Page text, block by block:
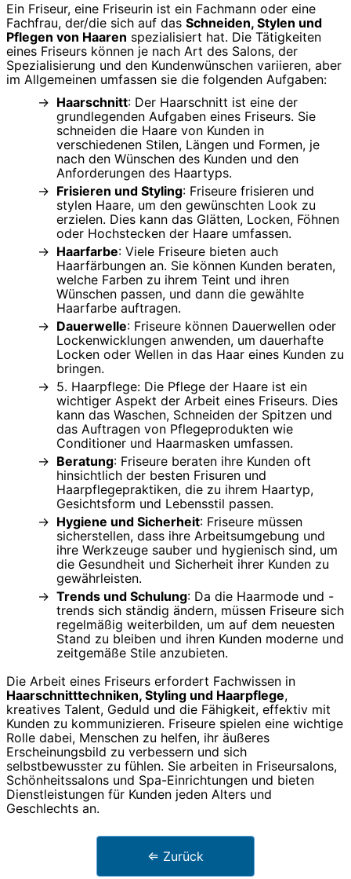
Ein Friseur, eine Friseurin ist ein Fachmann oder eine
Fachfrau, der/die sich auf das Schneiden, Stylen und
Pflegen von Haaren spezialisiert hat. Die Tätigkeiten
eines Friseurs können je nach Art des Salons, der
Spezialisierung und den Kundenwünschen variieren, aber
im Allgemeinen umfassen sie die folgenden Aufgaben:
Haarschnitt: Der Haarschnitt ist eine der
grundlegenden Aufgaben eines Friseurs. Sie
schneiden die Haare von Kunden in
verschiedenen Stilen, Längen und Formen, je
nach den Wünschen des Kunden und den
Anforderungen des Haartyps.
Frisieren und Styling: Friseure frisieren und
stylen Haare, um den gewünschten Look zu
erzielen. Dies kann das Glätten, Locken, Föhnen
oder Hochstecken der Haare umfassen.
Haarfarbe: Viele Friseure bieten auch
Haarfärbungen an. Sie können Kunden beraten,
welche Farben zu ihrem Teint und ihren
Wünschen passen, und dann die gewählte
Haarfarbe auftragen.
Dauerwelle: Friseure können Dauerwellen oder
Lockenwicklungen anwenden, um dauerhafte
Locken oder Wellen in das Haar eines Kunden zu
bringen.
5. Haarpflege: Die Pflege der Haare ist ein
wichtiger Aspekt der Arbeit eines Friseurs. Dies
kann das Waschen, Schneiden der Spitzen und
das Auftragen von Pflegeprodukten wie
Conditioner und Haarmasken umfassen.
Beratung: Friseure beraten ihre Kunden oft
hinsichtlich der besten Frisuren und
Haarpflegepraktiken, die zu ihrem Haartyp,
Gesichtsform und Lebensstil passen.
Hygiene und Sicherheit: Friseure müssen
sicherstellen, dass ihre Arbeitsumgebung und
ihre Werkzeuge sauber und hygienisch sind, um
die Gesundheit und Sicherheit ihrer Kunden zu
gewährleisten.
Trends und Schulung: Da die Haarmode und -
trends sich ständig ändern, müssen Friseure sich
regelmäßig weiterbilden, um auf dem neuesten
Stand zu bleiben und ihren Kunden moderne und
zeitgemäße Stile anzubieten.
Die Arbeit eines Friseurs erfordert Fachwissen in
Haarschnitttechniken, Styling und Haarpflege,
kreatives Talent, Geduld und die Fähigkeit, effektiv mit
Kunden zu kommunizieren. Friseure spielen eine wichtige
Rolle dabei, Menschen zu helfen, ihr äußeres
Erscheinungsbild zu verbessern und sich
selbstbewusster zu fühlen. Sie arbeiten in Friseursalons,
Schönheitssalons und Spa-Einrichtungen und bieten
Dienstleistungen für Kunden jeden Alters und
Geschlechts an.
⇐ Zurück